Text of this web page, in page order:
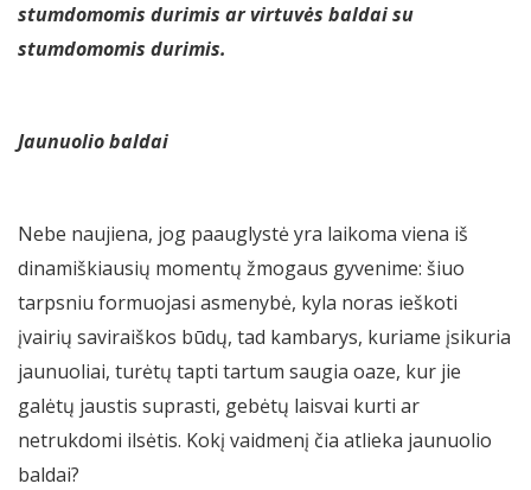
stumdomomis durimis ar virtuvės baldai su
stumdomomis durimis.
Jaunuolio baldai
Nebe naujiena, jog paauglystė yra laikoma viena iš
dinamiškiausių momentų žmogaus gyvenime: šiuo
tarpsniu formuojasi asmenybė, kyla noras ieškoti
įvairių saviraiškos būdų, tad kambarys, kuriame įsikuria
jaunuoliai, turėtų tapti tartum saugia oaze, kur jie
galėtų jaustis suprasti, gebėtų laisvai kurti ar
netrukdomi ilsėtis. Kokį vaidmenį čia atlieka jaunuolio
baldai?